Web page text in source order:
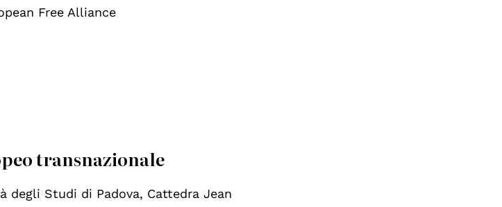
Free Alliance
transnazionale
degli Studi di Padova, Cattedra Jean